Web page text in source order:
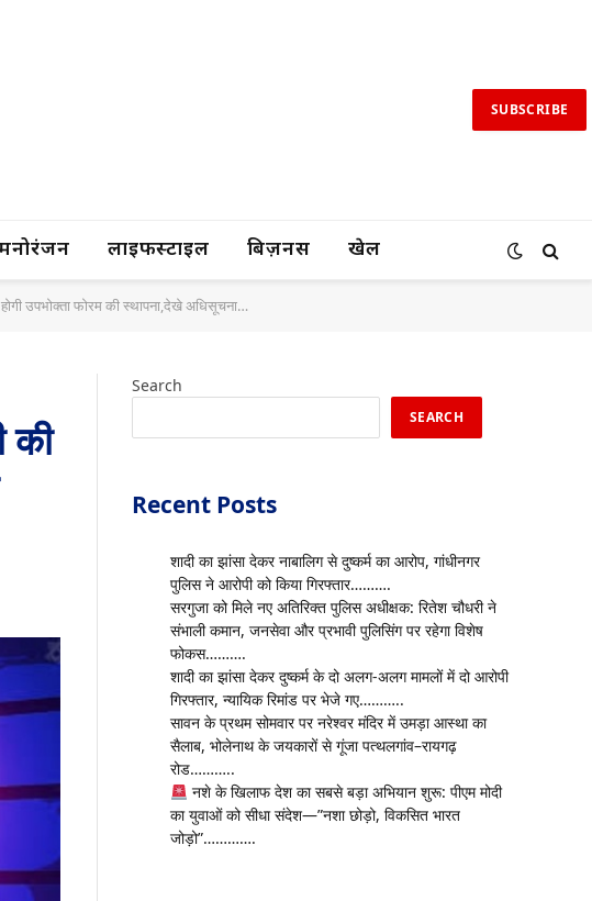
SUBSCRIBE
लाइफस्टाइल बिज़नस खेल
उपभोक्‍ता फोरम की स्‍थापना,देखे अधिसूचना…
की
Search
SEARCH
Recent Posts
शादी का झांसा देकर नाबालिग से दुष्कर्म का आरोप, गांधीनगर
पुलिस ने आरोपी को किया गिरफ्तार……….
सरगुजा को मिले नए अतिरिक्त पुलिस अधीक्षक: रितेश चौधरी ने
संभाली कमान, जनसेवा और प्रभावी पुलिसिंग पर रहेगा विशेष
फोकस……….
शादी का झांसा देकर दुष्कर्म के दो अलग-अलग मामलों में दो आरोपी
गिरफ्तार, न्यायिक रिमांड पर भेजे गए………..
सावन के प्रथम सोमवार पर नरेश्वर मंदिर में उमड़ा आस्था का
सैलाब, भोलेनाथ के जयकारों से गूंजा पत्थलगांव–रायगढ़
रोड………..
नशे के खिलाफ देश का सबसे बड़ा अभियान शुरू: पीएम मोदी
का युवाओं को सीधा संदेश—”नशा छोड़ो, विकसित भारत
जोड़ो”………….